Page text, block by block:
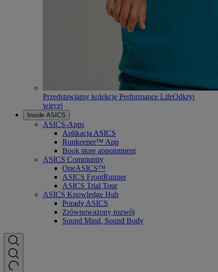
Przedstawiamy kolekcję Performance LifeOdkryj
więcej
Inside ASICS
ASICS-Apps
Aplikacja ASICS
Runkeeper™ App
Book store appointment
ASICS Community
OneASICS™
ASICS FrontRunner
ASICS Trial Tour
ASICS Knowledge Hub
Porady ASICS
Zrównoważony rozwój
Sound Mind, Sound Body